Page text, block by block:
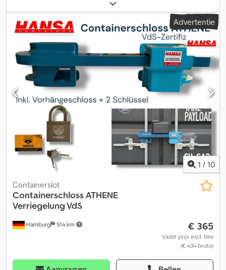
wissellaadbak-frames van 7,82 m lang van Mildner of Göbel met
onderkoppeling. Geschikt voor Actros voertuigen. Met deze
frames kunt u een hoogteverschil van 20 cm overbruggen (bijv.
afzethoogte 1,12 m en 1,32 m). Inclusief de onderkoppeling met
een 50 mm pen. Cedpfexyxzwjx Aicjha
Advertentie
1 / 10
Hamburg 514 km
Containerslot
Containerschloss ATHENE
Verriegelung VdS
€ 365
Vaste prijs excl. btw
(€ 434 bruto)